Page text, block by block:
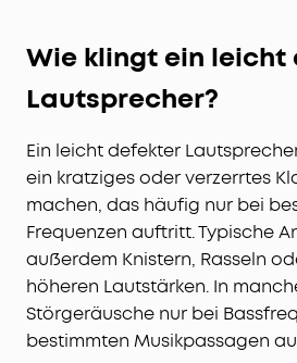
Wie klingt ein leicht
Lautsprecher?
Ein leicht defekter
ein kratziges oder verzerrtes
machen, das häufig nur bei
Frequenzen auftritt. Typische
außerdem Knistern, Rasseln
höheren Lautstärken. In
Störgeräusche nur bei
bestimmten Musikpassagen